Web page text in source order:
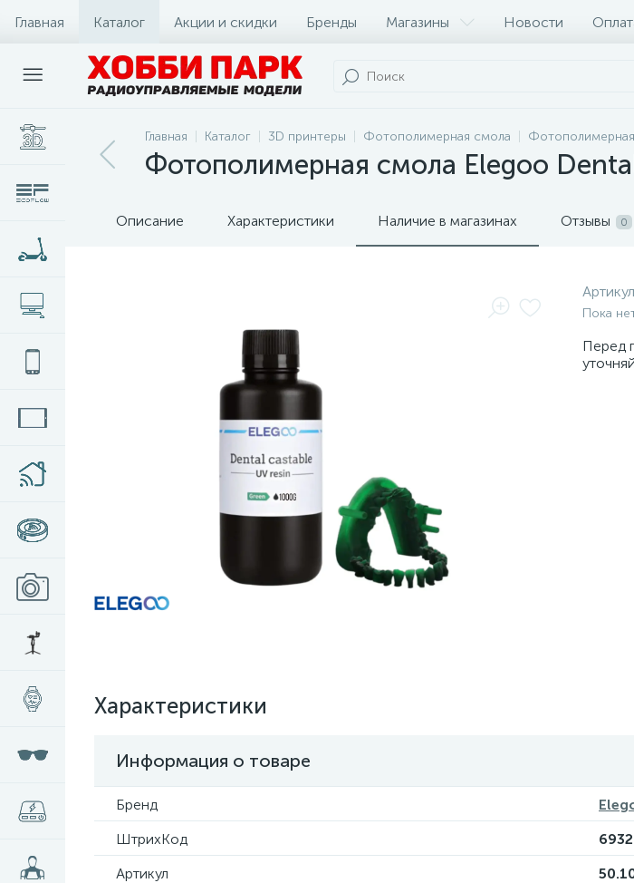
Главная Каталог Акции и скидки Бренды Магазины Новости
Главная Каталог 3D принтеры Фотополимерная смола
Фотополимерная смола Elegoo
Описание Характеристики Наличие в магазинах Отзывы 0
Пока
Перед
Характеристики
Информация о товаре
Бренд
ШтрихКод
Артикул